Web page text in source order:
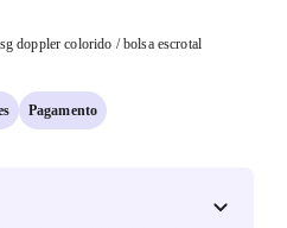
doppler colorido / bolsa escrotal
Pagamento